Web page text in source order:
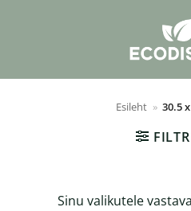
Esileht » 30.5
Sinu valikutele